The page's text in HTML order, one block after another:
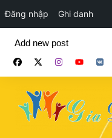
Đăng nhập Ghi danh
phần
Add new post